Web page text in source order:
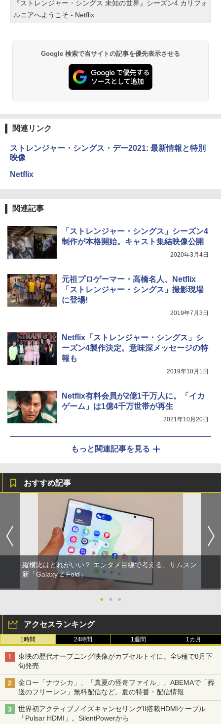
『ストレンジャー・シングス 未知の世界』シーズン4 カリフォ
ルニアへようこそ - Netflix
Google 検索で当サイトの記事を優先表示させる
関連リンク
ストレンジャー・シングス・デー2021: 最新情報と特別
映像
Netflix
関連記事
「ストレンジャー・シングス」シーズン4
制作が本格開始。キャスト集結映像公開
2020年3月4日
元祖プロゲーマー・高橋名人、Netflix
「ストレンジャー・シングス」撮影現場
に登場!
2019年7月3日
Netflix「ストレンジャー・シングス」シ
ーズン4製作決定。意味深メッセージの特
報も
2019年10月1日
Netflix有料会員が2億1千万人に。「イカ
ゲーム」は1億4千万世帯が再生
2021年10月20日
もっと関連記事を見る
おすすめ記事
縦横比はどれがいい？ エンタメ目線で考える、サムスン
新「Galaxy Z Fold」
● ● ●
アクセスランキング
1時間 24時間 1週間 1カ月
東映の歴代オープニング映像がカプセルトイに。全5種で8月下
旬発売
金ロー「ナウシカ」、「真夏の怪奇ファイル」、ABEMAで「葬
送のフリーレン」無料配信など。夏の特番・配信情報
世界初アクティブノイズキャンセリングII搭載HDMIケーブル
「Pulsar HDMI」。SilentPowerから